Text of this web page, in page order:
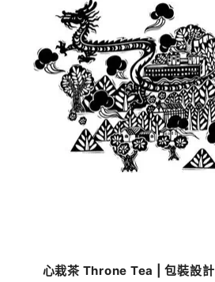
心栽茶 Throne Tea | 包裝設計